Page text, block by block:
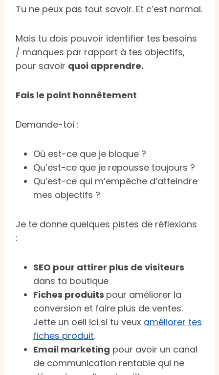
Tu ne peux pas tout savoir. Et c’est normal.
Mais tu dois pouvoir identifier tes besoins
/ manques par rapport à tes objectifs,
pour savoir quoi apprendre.
Fais le point honnêtement
Demande-toi :
Où est-ce que je bloque ?
Qu’est-ce que je repousse toujours ?
Qu’est-ce qui m’empêche d’atteindre
mes objectifs ?
Je te donne quelques pistes de réflexions
:
SEO pour attirer plus de visiteurs
dans ta boutique
Fiches produits pour améliorer la
conversion et faire plus de ventes.
Jette un oeil ici si tu veux améliorer tes
fiches produit.
Email marketing pour avoir un canal
de communication rentable qui ne